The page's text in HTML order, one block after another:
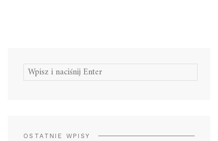
Szukaj:
OSTATNIE WPISY